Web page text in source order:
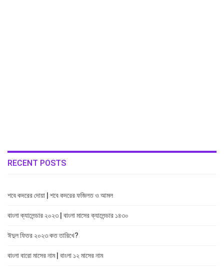
RECENT POSTS
শবে কদরের দোয়া | শবে কদরের ফজিলত ও আমল
বাংলা ক্যালেন্ডার ২০২৩ | বাংলা মাসের ক্যালেন্ডার ১৪৩০
ঈদুল ফিতর ২০২৩ কত তারিখে?
বাংলা বারো মাসের নাম | বাংলা ১২ মাসের নাম